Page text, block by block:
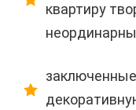
квартиру